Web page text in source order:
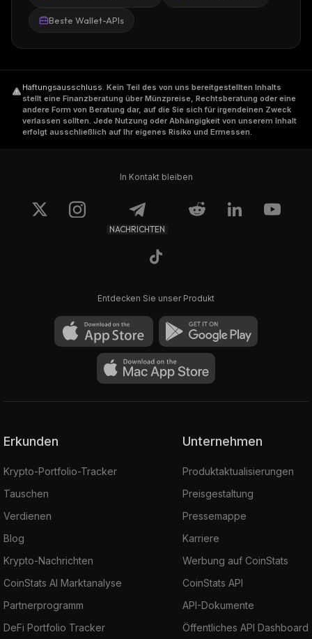
Beste Wallet-APIs
Haftungsausschluss. Kein Teil des von uns bereitgestellten Inhalts
stellt eine Finanzberatung über Münzpreise, Rechtsberatung oder eine
andere Form von Beratung dar, auf die Sie sich für irgendeinen Zweck
verlassen sollten. Jede Nutzung oder Abhängigkeit von unserem Inhalt
erfolgt ausschließlich auf Ihr eigenes Risiko und Ermessen.
In Kontakt bleiben
NACHRICHTEN
Entdecken Sie unser Produkt
Erkunden
Krypto-Portfolio-Tracker
Tauschen
Verdienen
Blog
Krypto-Nachrichten
CoinStats AI Marktanalyse
Partnerprogramm
DeFi Portfolio Tracker
Unternehmen
Produktaktualisierungen
Preisgestaltung
Pressemappe
Karriere
Werbung auf CoinStats
CoinStats API
API-Dokumente
Öffentliches API Dashboard